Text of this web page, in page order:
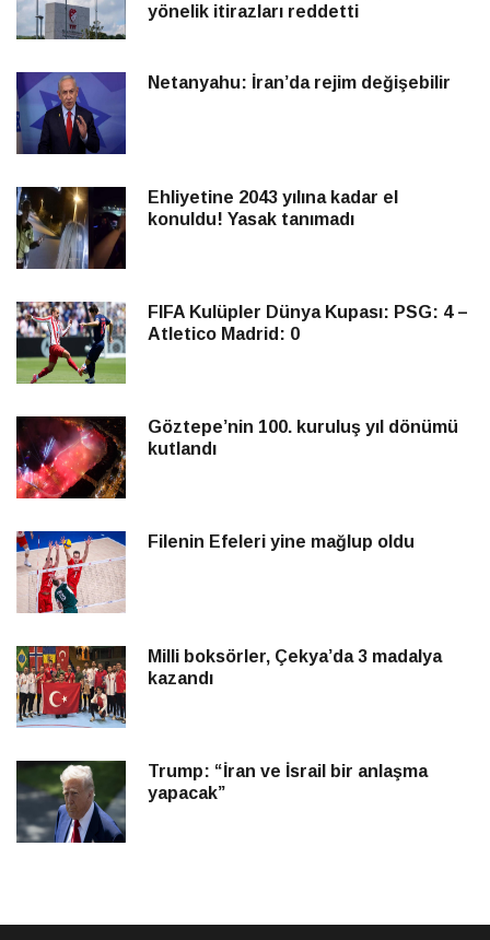
yönelik itirazları reddetti
Netanyahu: İran’da rejim değişebilir
Ehliyetine 2043 yılına kadar el
konuldu! Yasak tanımadı
FIFA Kulüpler Dünya Kupası: PSG: 4 –
Atletico Madrid: 0
Göztepe’nin 100. kuruluş yıl dönümü
kutlandı
Filenin Efeleri yine mağlup oldu
Milli boksörler, Çekya’da 3 madalya
kazandı
Trump: “İran ve İsrail bir anlaşma
yapacak”